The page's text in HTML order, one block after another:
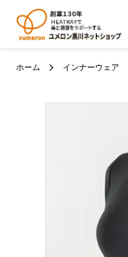
ホーム インナーウェア